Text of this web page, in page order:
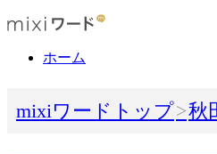
ホーム
mixiワードトップ 秋